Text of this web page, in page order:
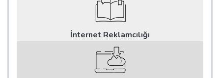
İnternet Reklamcılığı